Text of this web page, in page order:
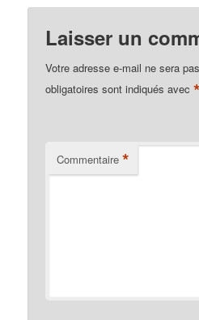
Laisser un
Votre adresse e-mail ne sera
obligatoires sont indiqués avec*
Commentaire *